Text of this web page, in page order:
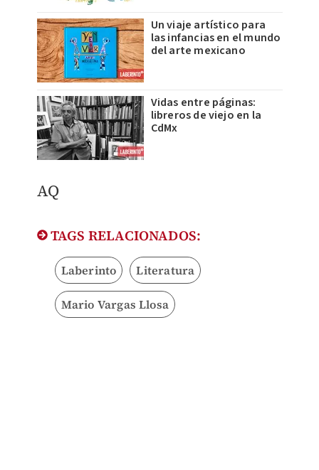
Un viaje artístico para
las infancias en el mundo
del arte mexicano
Vidas entre páginas:
libreros de viejo en la
CdMx
AQ
TAGS RELACIONADOS:
Laberinto Literatura
Mario Vargas Llosa